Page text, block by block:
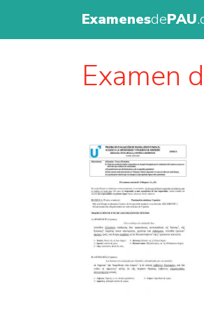
ExamenesdePAU
Examen